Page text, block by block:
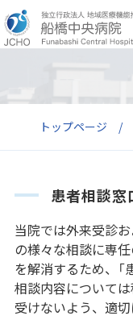
トップページ
患者相談
当院では外来受診
の様々な相談に専
を解消するため、「
相談内容について
受けないよう、適切